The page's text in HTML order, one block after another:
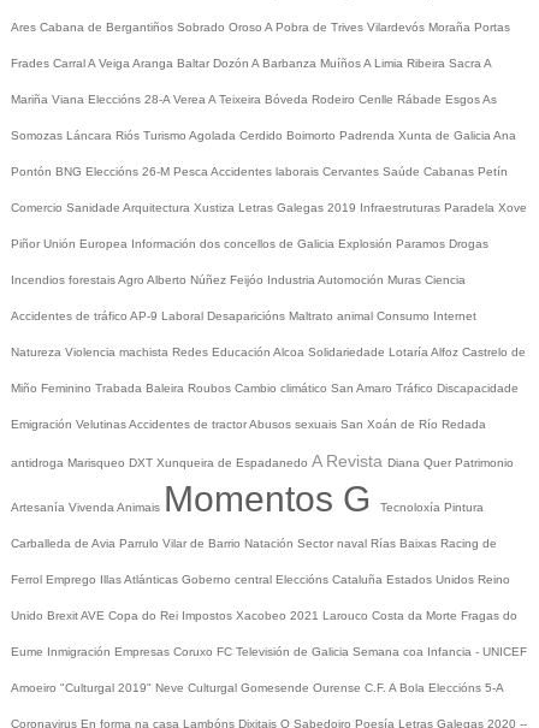
Ares Cabana de Bergantiños Sobrado Oroso A Pobra de Trives Vilardevós Moraña Portas
Frades CarralA Veiga Aranga Baltar Dozón A Barbanza MuíñosA Limia Ribeira Sacra A
Mariña Viana Eleccións 28-A Verea A Teixeira Bóveda Rodeiro Cenlle Rábade EsgosAs
Somozas Láncara Riós Turismo Agolada Cerdido Boimorto Padrenda Xunta de Galicia Ana
Pontón BNG Eleccións 26-M Pesca Accidentes laborais Cervantes Saúde Cabanas Petín
Comercio Sanidade Arquitectura Xustiza Letras Galegas 2019 Infraestruturas Paradela Xove
Piñor Unión Europea Información dos concellos de Galicia Explosión Paramos Drogas
Incendios forestaisAgro Alberto Núñez Feijóo Industria Automoción Muras Ciencia
Accidentes de tráfico AP-9 Laboral Desaparicións Maltrato animal Consumo Internet
Natureza Violencia machista Redes Educación Alcoa Solidariedade Lotaría Alfoz Castrelo de
Miño Feminino Trabada Baleira Roubos Cambio climático San Amaro Tráfico Discapacidade
Emigración VelutinasAccidentes de tractorAbusos sexuais San Xoán de Río Redada
antidroga Marisqueo DXT Xunqueira de Espadanedo A Revista Diana Quer Patrimonio
Artesanía Vivenda Animais Momentos G Tecnoloxía Pintura
Carballeda de Avia Parrulo Vilar de Barrio Natación Sector naval Rías Baixas Racing de
Ferrol Emprego Illas Atlánticas Goberno central Eleccións Cataluña Estados Unidos Reino
Unido BrexitAVE Copa do Rei Impostos Xacobeo 2021 Larouco Costa da Morte Fragas do
Eume Inmigración Empresas Coruxo FC Televisión de Galicia Semana coa Infancia - UNICEF
Amoeiro "Culturgal 2019" Neve Culturgal Gomesende Ourense C.F. A Bola Eleccións 5-A
Coronavirus En forma na casa Lambóns Dixitais O Sabedoiro Poesía Letras Galegas 2020 --